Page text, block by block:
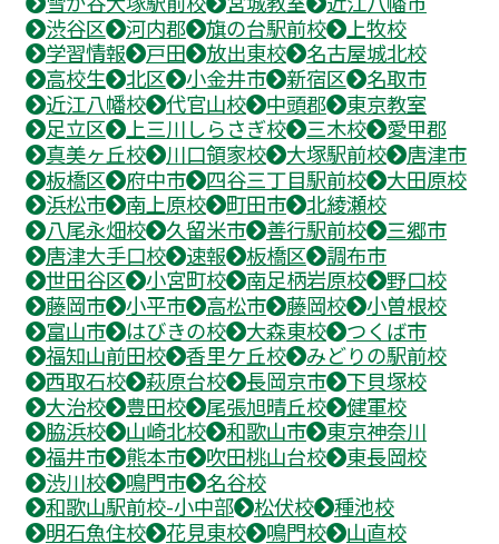
渋谷区
河内郡 旗の台駅前校
上牧校
学習情報
戸田 放出東校
名古屋城北校
高校生
北区 小金井市 新宿区
名取市
近江八幡校
代官山校 中頭郡
東京教室
足立区
上三川しらさぎ校 三木校
愛甲郡
真美ヶ丘校
川口領家校 大塚駅前校
唐津市
板橋区
府中市 四谷三丁目駅前校
大田原校
浜松市
南上原校 町田市
北綾瀬校
八尾永畑校
久留米市 善行駅前校
三郷市
唐津大手口校
速報 板橋区
調布市
世田谷区
小宮町校 南足柄岩原校
野口校
藤岡市
小平市 高松市 藤岡校
小曽根校
富山市
はびきの校 大森東校
つくば市
福知山前田校
香里ケ丘校
みどりの駅前校
西取石校
萩原台校 長岡京市
下貝塚校
大治校
豊田校 尾張旭晴丘校
健軍校
脇浜校
山崎北校 和歌山市
東京神奈川
福井市
熊本市 吹田桃山台校
東長岡校
渋川校
鳴門市
名谷校
和歌山駅前校-小中部
松伏校
種池校
明石魚住校
花見東校 鳴門校
山直校